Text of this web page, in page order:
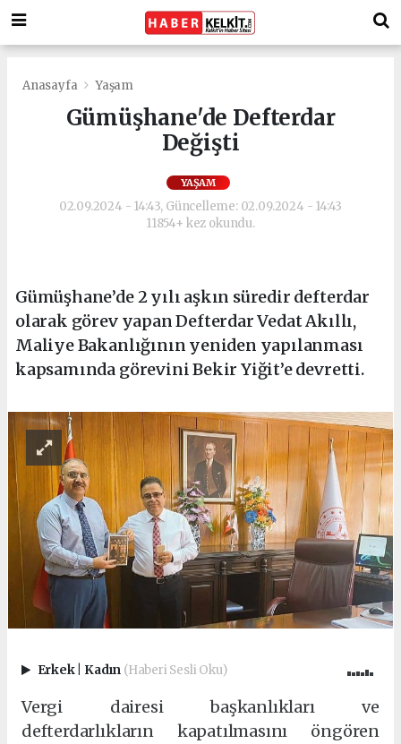
Anasayfa Yaşam
Gümüşhane'de Defterdar
Değişti
YAŞAM
02.09.2024 - 14:43, Güncelleme: 02.09.2024 - 14:43
11854+ kez okundu.
Gümüşhane’de 2 yılı aşkın süredir defterdar
olarak görev yapan Defterdar Vedat Akıllı,
Maliye Bakanlığının yeniden yapılanması
kapsamında görevini Bekir Yiğit’e devretti.
Erkek Kadın (Haberi Sesli Oku)
Vergi dairesi başkanlıkları ve
defterdarlıkların kapatılmasını öngören